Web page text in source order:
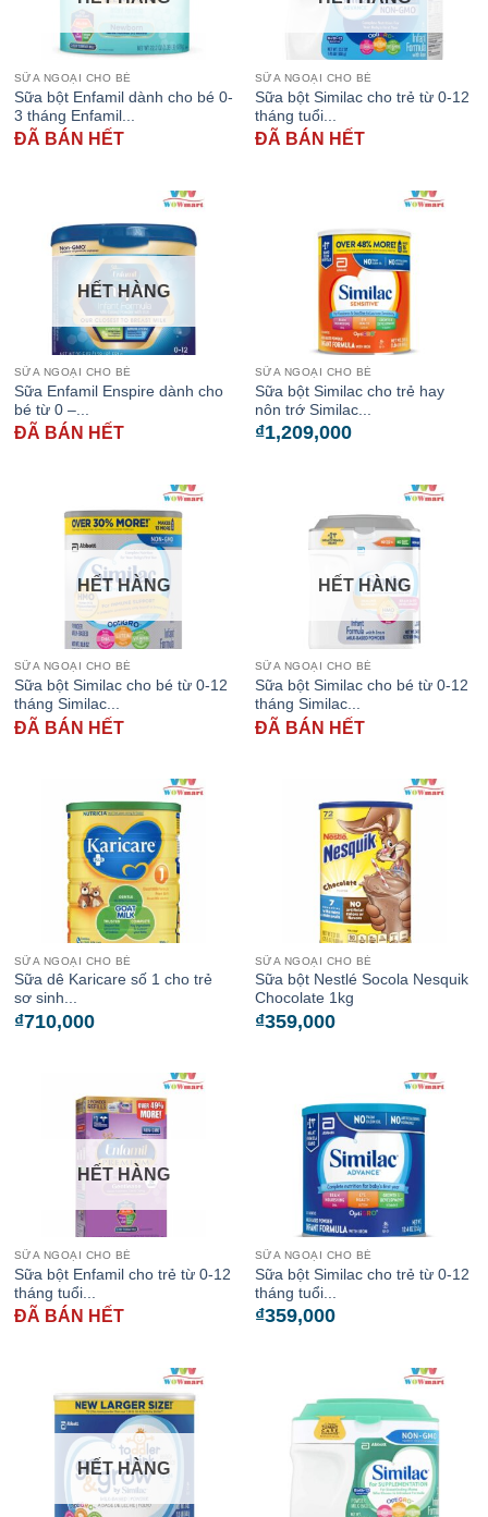
SỮA NGOẠI CHO BÉ
Sữa bột Enfamil dành cho bé 0-
3 tháng Enfamil...
ĐÃ BÁN HẾT
SỮA NGOẠI CHO BÉ
Sữa bột Similac cho trẻ từ 0-12
tháng tuổi...
ĐÃ BÁN HẾT
HẾT HÀNG
SỮA NGOẠI CHO BÉ
Sữa Enfamil Enspire dành cho
bé từ 0 –...
ĐÃ BÁN HẾT
SỮA NGOẠI CHO BÉ
Sữa bột Similac cho trẻ hay
nôn trớ Similac...
₫1,209,000
HẾT HÀNG
SỮA NGOẠI CHO BÉ
Sữa bột Similac cho bé từ 0-12
tháng Similac...
ĐÃ BÁN HẾT
HẾT HÀNG
SỮA NGOẠI CHO BÉ
Sữa bột Similac cho bé từ 0-12
tháng Similac...
ĐÃ BÁN HẾT
SỮA NGOẠI CHO BÉ
Sữa dê Karicare số 1 cho trẻ
sơ sinh...
₫710,000
SỮA NGOẠI CHO BÉ
Sữa bột Nestlé Socola Nesquik
Chocolate 1kg
₫359,000
HẾT HÀNG
SỮA NGOẠI CHO BÉ
Sữa bột Enfamil cho trẻ từ 0-12
tháng tuổi...
ĐÃ BÁN HẾT
SỮA NGOẠI CHO BÉ
Sữa bột Similac cho trẻ từ 0-12
tháng tuổi...
₫359,000
HẾT HÀNG